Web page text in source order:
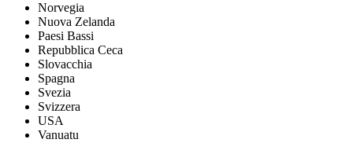
Norvegia
Nuova Zelanda
Paesi Bassi
Repubblica Ceca
Slovacchia
Spagna
Svezia
Svizzera
USA
Vanuatu